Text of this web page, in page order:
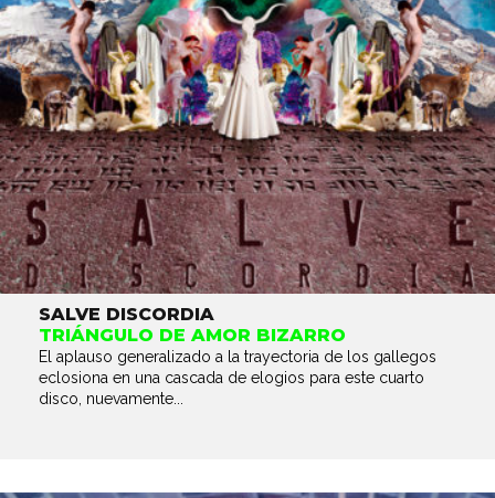
SALVE DISCORDIA
TRIÁNGULO DE AMOR BIZARRO
El aplauso generalizado a la trayectoria de los gallegos
eclosiona en una cascada de elogios para este cuarto
disco, nuevamente...